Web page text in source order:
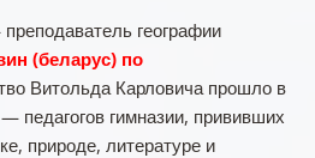
географии
(беларус) по
Витольда Карловича прошло в
педагогов гимназии, прививших
природе, литературе и